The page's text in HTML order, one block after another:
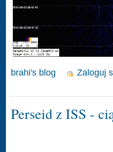
brahi's blog Zaloguj
Perseid z ISS -